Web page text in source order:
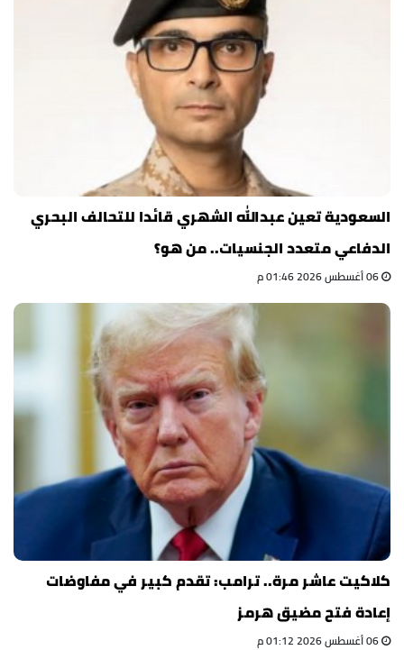
السعودية تعين عبدالله الشهري قائدا للتحالف البحري
الدفاعي متعدد الجنسيات.. من هو؟
كلاكيت عاشر مرة.. ترامب: تقدم كبير في مفاوضات
إعادة فتح مضيق هرمز